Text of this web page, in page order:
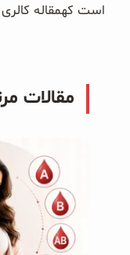
است کهمقاله کالری
مقالات